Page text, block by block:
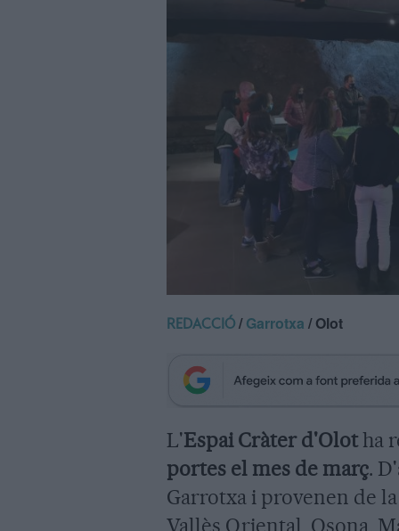
REDACCIÓ /Garrotxa / Olot
L'Espai Cràter d'Olotha
portes el mes de març.
Garrotxa i provenen de
Vallès Oriental, Osona,